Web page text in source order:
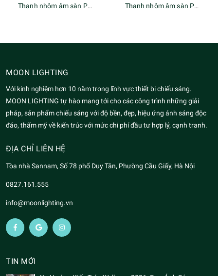
Thanh nhôm âm sàn Profile MGA-557 Thanh nhôm âm sàn Profile MGA-558
MOON LIGHTING
Với kinh nghiệm hơn 10 năm trong lĩnh vực thiết bị chiếu sáng.
MOON LIGHTING tự hào mang tới cho các công trình những giải
pháp, sản phẩm chiếu sáng với độ bền, đẹp, hiệu ứng ánh sáng độc
đáo, thẩm mỹ về kiến trúc với mức chi phí đầu tư hợp lý, cạnh tranh.
ĐỊA CHỈ LIÊN HỆ
Tòa nhà Sannam, Số 78 phố Duy Tân, Phường Cầu Giấy, Hà Nội
0827.161.555
info@moonlighting.vn
TIN MỚI